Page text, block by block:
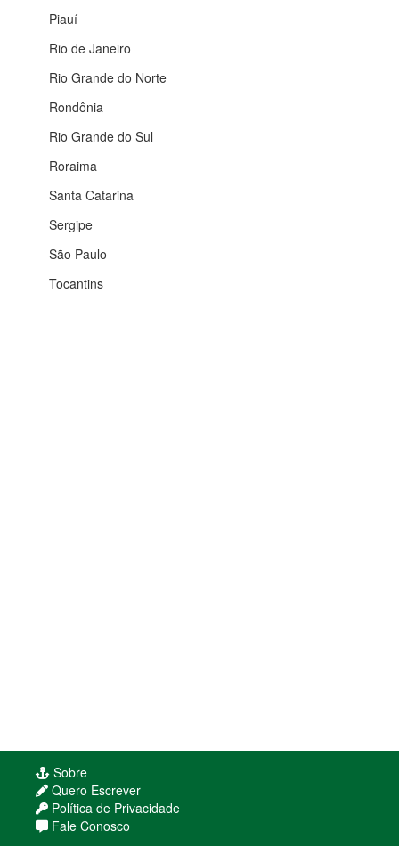
Piauí
Rio de Janeiro
Rio Grande do Norte
Rondônia
Rio Grande do Sul
Roraima
Santa Catarina
Sergipe
São Paulo
Tocantins
Sobre
Quero Escrever
Política de Privacidade
Fale Conosco